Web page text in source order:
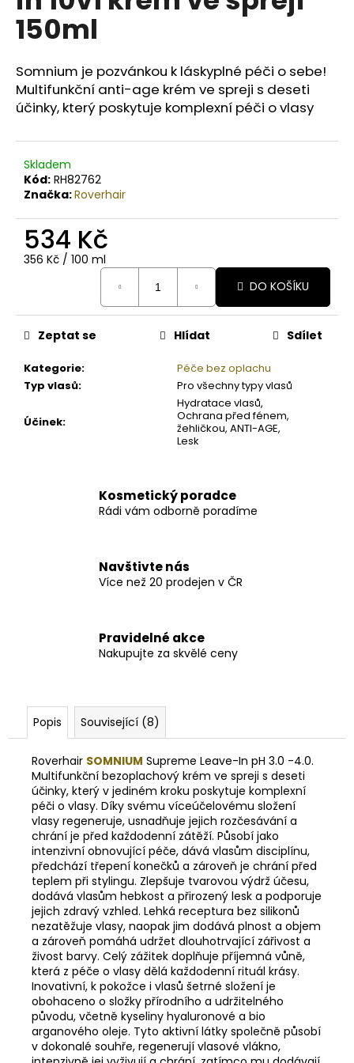
150ml
Somnium je pozvánkou k láskyplné péči o sebe!
Multifunkční anti-age krém ve spreji s deseti
účinky, který poskytuje komplexní péči o vlasy
Skladem
Kód: RH82762
Značka:Roverhair
534 Kč
Měrná
356 Kč / 100 ml
DO KOŠÍKU
Kategorie:
Péče bez oplachu
Typ vlasů: Pro všechny typy vlasů
Účinek:
Hydratace vlasů,
Ochrana před fénem,
žehličkou, ANTI-AGE,
Lesk
Zeptat se Hlídat Sdílet
Kosmetický poradce
Rádi vám odborně poradíme
Navštivte nás
Více než 20 prodejen v ČR
Pravidelné akce
Nakupujte za skvělé ceny
Popis Související (8)
Roverhair SOMNIUM Supreme Leave-In pH 3.0 -4.0.
Multifunkční bezoplachový krém ve spreji s deseti
účinky, který v jediném kroku poskytuje komplexní
péči o vlasy. Díky svému víceúčelovému složení
vlasy regeneruje, usnadňuje jejich rozčesávání a
chrání je před každodenní zátěží. Působí jako
intenzivní obnovující péče, dává vlasům disciplínu,
předchází třepení konečků a zároveň je chrání před
teplem při stylingu. Zlepšuje tvarovou výdrž účesu,
dodává vlasům hebkost a přirozený lesk a podporuje
jejich zdravý vzhled. Lehká receptura bez silikonů
nezatěžuje vlasy, naopak jim dodává plnost a objem
a zároveň pomáhá udržet dlouhotrvající zářivost a
živost barvy. Celý zážitek doplňuje příjemná vůně,
která z péče o vlasy dělá každodenní rituál krásy.
Inovativní, k pokožce i vlasů šetrné složení je
obohaceno o složky přírodního a udržitelného
původu, včetně kyseliny hyaluronové a bio
arganového oleje. Tyto aktivní látky společně působí
v dokonalé souhře, regenerují vlasové vlákno,
u
j
m
e
SIMONA
MELOUN
ORGANICKÉ
RUČNĚ
VYRÁBĚNÉ
BAMBUCKÉ
MÁSLO
200ML